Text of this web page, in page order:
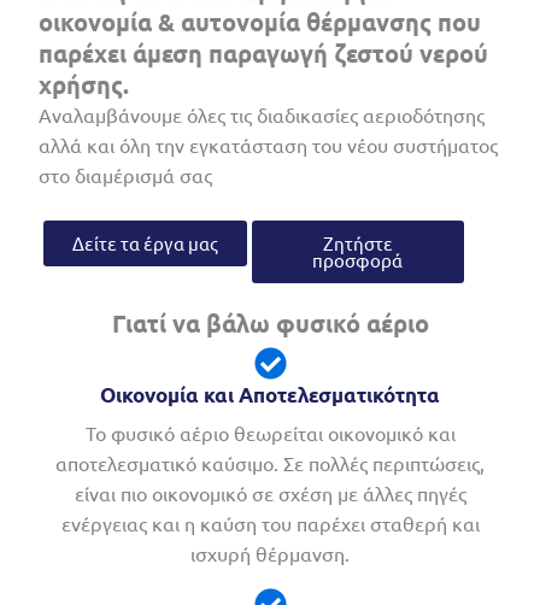
οικονομία & αυτονομία θέρμανσης που
παρέχει άμεση παραγωγή ζεστού νερού
χρήσης.
Αναλαμβάνουμε όλες τις διαδικασίες αεριοδότησης
αλλά και όλη την εγκατάσταση του νέου συστήματος
στο διαμέρισμά σας
Δείτε τα έργα μας Ζητήστε
προσφορά
Γιατί να βάλω φυσικό αέριο
Οικονομία και Αποτελεσματικότητα
Το φυσικό αέριο θεωρείται οικονομικό και
αποτελεσματικό καύσιμο. Σε πολλές περιπτώσεις,
είναι πιο οικονομικό σε σχέση με άλλες πηγές
ενέργειας και η καύση του παρέχει σταθερή και
ισχυρή θέρμανση.